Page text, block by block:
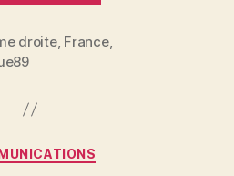
la
droite, France,
Catégories
r
e
d